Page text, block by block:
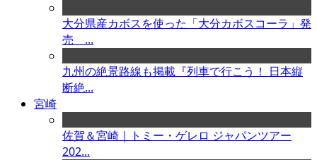
大分県産カボスを使った「大分カボスコーラ」発
売 ...
九州の絶景路線も掲載『列車で行こう！ 日本縦
断絶...
宮崎
佐賀＆宮崎｜トミー・ゲレロ ジャパンツアー
202...